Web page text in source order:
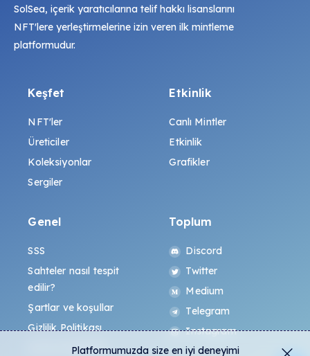
SolSea, içerik yaratıcılarına telif hakkı lisanslarını
NFT'lere yerleştirmelerine izin veren ilk mintleme
platformudur.
Keşfet
NFT'ler
Üreticiler
Koleksiyonlar
Sergiler
Etkinlik
Canlı Mintler
Etkinlik
Grafikler
Genel
SSS
Sahteler nasıl tespit
edilir?
Şartlar ve koşullar
Gizlilik Politikası
All-Art Protokolü
Toplum
Discord
Twitter
Medium
Telegram
Instagram
Platformumuzda size en iyi deneyimi